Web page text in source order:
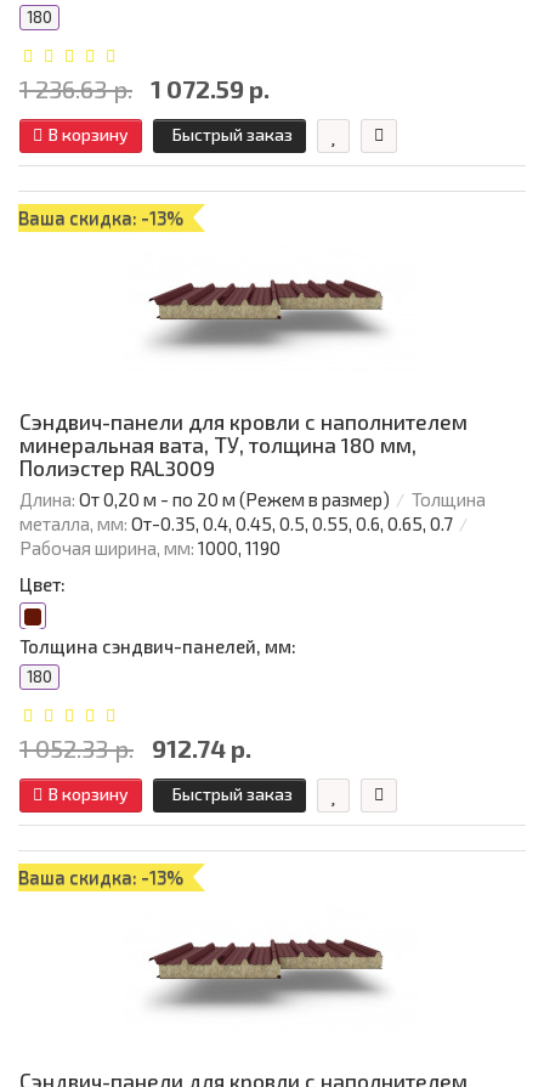
180
1 236.63 р. 1 072.59 р.
В корзину Быстрый заказ
Ваша скидка: -13%
Сэндвич-панели для кровли с наполнителем
минеральная вата, ТУ, толщина 180 мм,
Полиэстер RAL3009
Длина: От 0,20 м - по 20 м (Режем в размер)
Толщина
металла, мм: От-0.35, 0.4, 0.45, 0.5, 0.55, 0.6, 0.65, 0.7
Рабочая ширина, мм: 1000, 1190
Цвет:
Толщина сэндвич-панелей, мм:
180
1 052.33 р. 912.74 р.
В корзину Быстрый заказ
Ваша скидка: -13%
Сэндвич-панели для кровли с наполнителем